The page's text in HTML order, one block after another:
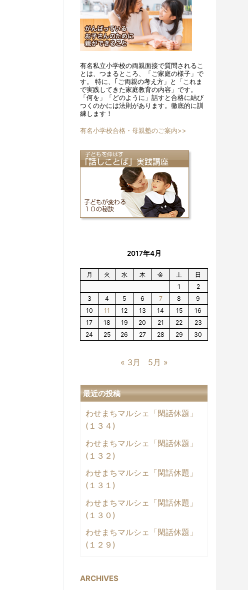
有名私立小学校の両親面接で質問されるこ
とは、つまるところ、「ご家庭の様子」で
す。 特に、｢ご両親の考え方」と「これま
で実践してきた家庭教育の内容」です。
「何を」「どのように」話すと合格に結び
つくのかには法則があります。徹底的に訓
練します！
有名小学校合格・母親塾のご案内>>
2017年4月
月 火 水 木 金 土
日
1
2
3
4 5 6 7 8
9
10
11 12 13 14 15
16
17
18 19 20 21 22
23
24
25 26 27 28 29 30
« 3月 5月 »
最近の投稿
わせまちマルシェ「閑話休題」
(１３４)
わせまちマルシェ「閑話休題」
(１３２)
わせまちマルシェ「閑話休題」
(１３１)
わせまちマルシェ「閑話休題」
(１３０)
わせまちマルシェ「閑話休題」
(１２９)
ARCHIVES